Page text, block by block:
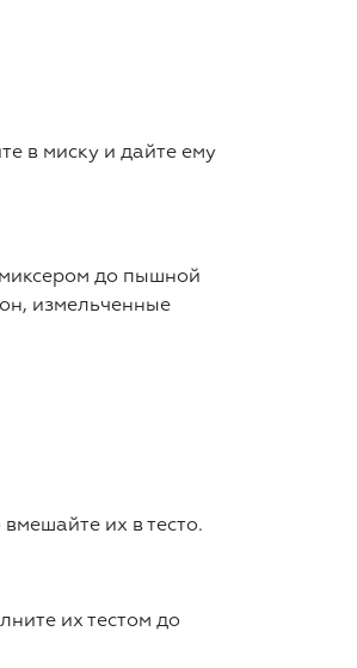
в миску и дайте ему
миксером до пышной
измельченные
их в тесто.
их тестом до